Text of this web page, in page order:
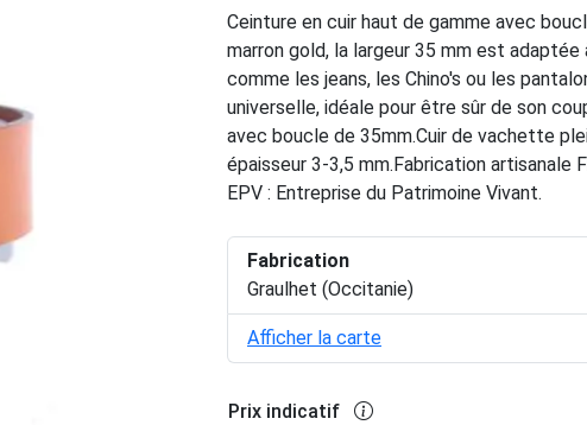
Ceinture en cuir haut de gamme avec
marron gold, la largeur 35 mm est
comme les jeans, les Chino's ou les
universelle, idéale pour être sûr de son
avec boucle de 35mm.Cuir de vachette
épaisseur 3-3,5 mm.Fabrication artisanale
EPV : Entreprise du Patrimoine Vivant.
Fabrication
Graulhet (Occitanie)
Afficher la carte
Prix indicatif